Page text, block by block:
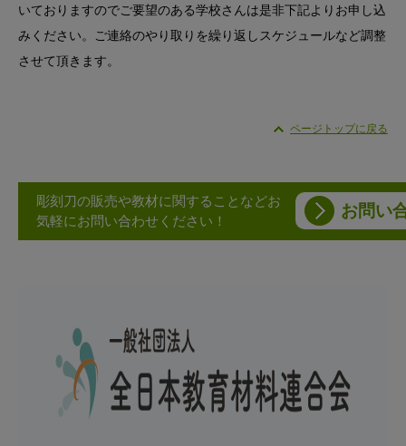
いておりますのでご要望のある学校さんは是非下記よりお申し込
みください。ご連絡のやり取りを繰り返しスケジュールなど調整
させて頂きます。
ページトップに戻る
彫刻刀の販売や教材に関することなどお
気軽にお問い合わせください！
お問い